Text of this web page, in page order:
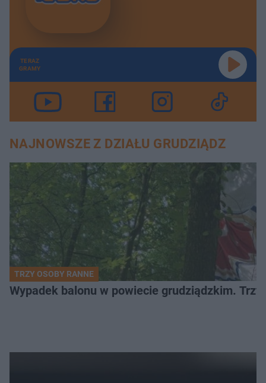
TERAZ
GRAMY
NAJNOWSZE Z DZIAŁU GRUDZIĄDZ
TRZY OSOBY RANNE
Wypadek balonu w powiecie grudziądzkim.